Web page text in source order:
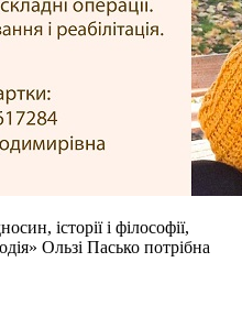
історії і філософії,
Ользі Пасько потрібна